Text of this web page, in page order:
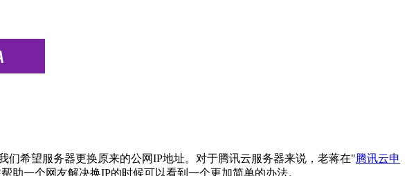
希望服务器更换原来的公网IP地址。对于腾讯云服务器来说，老蒋在"腾讯云申
助一个网友解决换IP的时候可以看到一个更加简单的办法。